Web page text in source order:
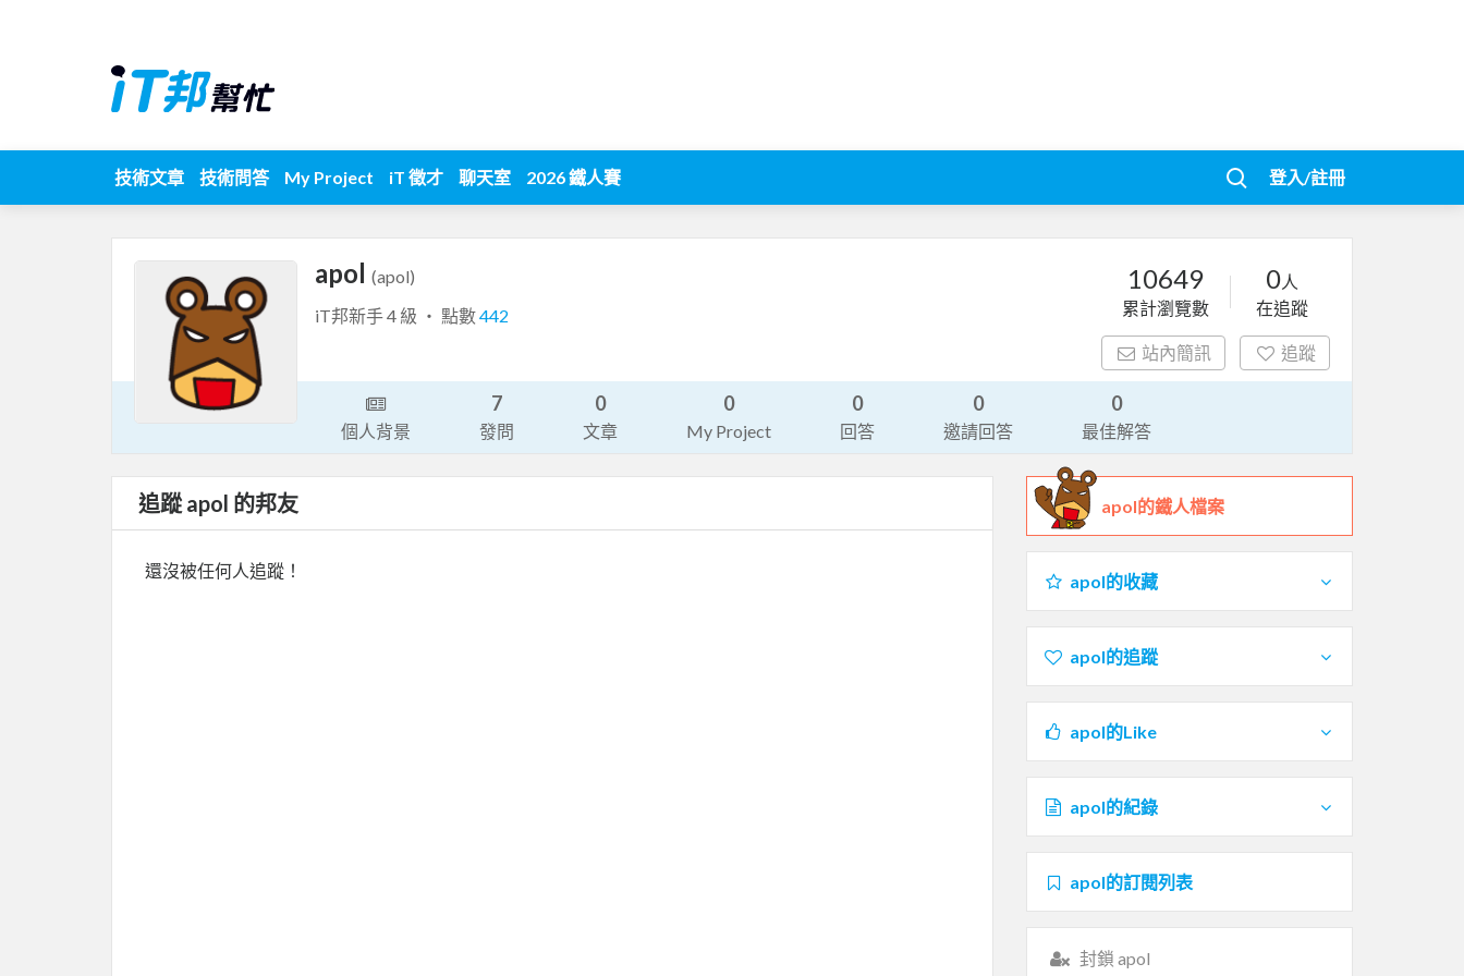
技術文章 技術問答 My Project iT 徵才 聊天室 2026 鐵人賽 登入/註冊
apol (apol)
iT邦新手 4 級 ‧ 點數442
10649
累計瀏覽數
0人
在追蹤
站內簡訊 追蹤
個人背景
7
發問
0
文章
0
My Project
0
回答
0
邀請回答
0
最佳解答
追蹤 apol 的邦友
還沒被任何人追蹤！
apol的鐵人檔案
apol的收藏
apol的追蹤
apol的Like
apol的紀錄
apol的訂閱列表
封鎖 apol